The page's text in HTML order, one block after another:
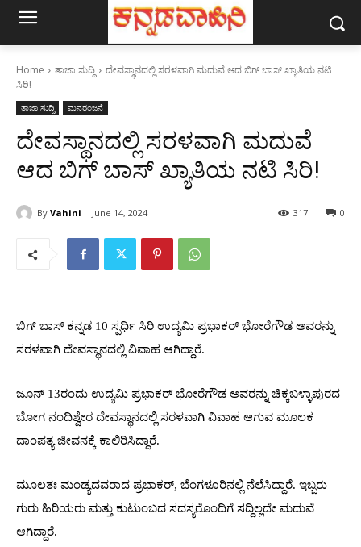
Home ತಾಜಾ ಸುದ್ದಿ
ದೇವಸ್ಥಾನದಲ್ಲಿ ಸರಳವಾಗಿ ಮದುವೆ ಆದ ಬಿಗ್ ಬಾಸ್ ಖ್ಯಾತಿಯ ನಟಿ
ಸಿರಿ!
ತಾಜಾ ಸುದ್ದಿ ಮನರಂಜನೆ
ದೇವಸ್ಥಾನದಲ್ಲಿ ಸರಳವಾಗಿ ಮದುವೆ
ಆದ ಬಿಗ್ ಬಾಸ್ ಖ್ಯಾತಿಯ ನಟಿ ಸಿರಿ!
By Vahini June 14, 2024 0
317
ಬಿಗ್ ಬಾಸ್ ಕನ್ನಡ 10 ಸ್ಪರ್ಧಿ ಸಿರಿ ಉದ್ಯಮಿ ಪ್ರಭಾಕರ್ ಭೋರೆಗೌಡ ಅವರನ್ನು
ಸರಳವಾಗಿ ದೇವಸ್ಥಾನದಲ್ಲಿ ವಿವಾಹ ಆಗಿದ್ದಾರೆ.
ಜೂನ್ 13ರಂದು ಉದ್ಯಮಿ ಪ್ರಭಾಕರ್ ಭೋರೆಗೌಡ ಅವರನ್ನು ಚಿಕ್ಕಬಳ್ಳಾಪುರದ
ಬೋಗ ನಂದಿಶ್ವೇರ ದೇವಸ್ಥಾನದಲ್ಲಿ ಸರಳವಾಗಿ ವಿವಾಹ ಆಗುವ ಮೂಲಕ
ದಾಂಪತ್ಯ ಜೀವನಕ್ಕೆ ಕಾಲಿರಿಸಿದ್ದಾರೆ.
ಮೂಲತಃ ಮಂಡ್ಯದವರಾದ ಪ್ರಭಾಕರ್, ಬೆಂಗಳೂರಿನಲ್ಲಿ ನೆಲೆಸಿದ್ದಾರೆ. ಇಬ್ಬರು
ಗುರು ಹಿರಿಯರು ಮತ್ತು ಕುಟುಂಬದ ಸದಸ್ಯರೊಂದಿಗೆ ಸದ್ದಿಲ್ಲದೇ ಮದುವೆ
ಆಗಿದ್ದಾರೆ.